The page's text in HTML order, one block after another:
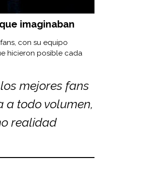
imaginaban
con su equipo
hicieron posible cada
mejores fans
a todo volumen,
realidad